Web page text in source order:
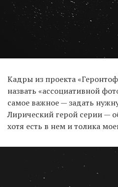
Кадры из проекта
назвать «ассоциативной
самое важное — задать
Лирический герой серии —
хотя есть в нем и толика